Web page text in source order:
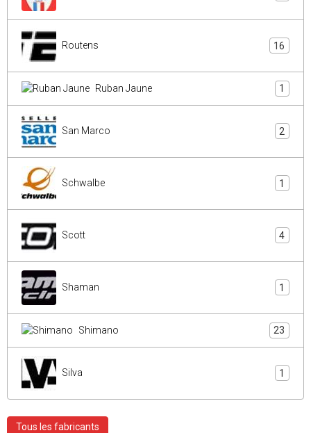
Routens 16
Ruban Jaune 1
San Marco 2
Schwalbe 1
Scott 4
Shaman 1
Shimano 23
Silva 1
Tous les fabricants